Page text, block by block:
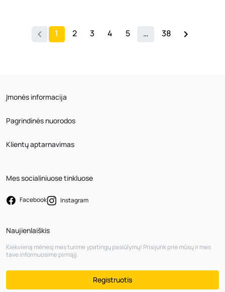
1 2 3 4 5 … 38
Įmonės informacija
Pagrindinės nuorodos
Klientų aptarnavimas
Mes socialiniuose tinkluose
Facebook Instagram
Naujienlaiškis
Kiekvieną mėnesį mes turime ypatingų pasiūlymų! Prisijunk prie mūsų ir mes
tave informuosime pirmąjį.
Registruotis